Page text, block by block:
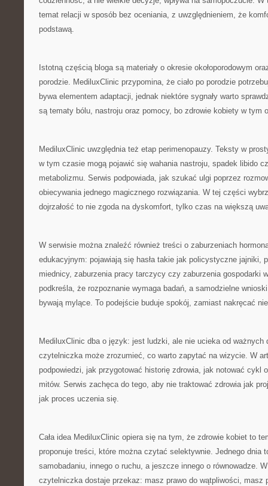
temat relacji w sposób bez oceniania, z uwzględnieniem, że
podstawą.
Istotną częścią bloga są materiały o okresie okołoporodowym
porodzie. MediluxClinic przypomina, że ciało po porodzie
bywa elementem adaptacji, jednak niektóre sygnały warto
są tematy bólu, nastroju oraz pomocy, bo zdrowie kobiety w tym
MediluxClinic uwzględnia też etap perimenopauzy. Teksty w
w tym czasie mogą pojawić się wahania nastroju, spadek libido
metabolizmu. Serwis podpowiada, jak szukać ulgi poprzez
obiecywania jednego magicznego rozwiązania. W tej części
dojrzałość to nie zgoda na dyskomfort, tylko czas na większą
W serwisie można znaleźć również treści o zaburzeniach
edukacyjnym: pojawiają się hasła takie jak policystyczne jajniki,
miednicy, zaburzenia pracy tarczycy czy zaburzenia gospodarki
podkreśla, że rozpoznanie wymaga badań, a samodzielne
bywają mylące. To podejście buduje spokój, zamiast nakręcać
MediluxClinic dba o język: jest ludzki, ale nie ucieka od ważnych
czytelniczka może zrozumieć, co warto zapytać na wizycie. W
podpowiedzi, jak przygotować historię zdrowia, jak notować cykl
mitów. Serwis zachęca do tego, aby nie traktować zdrowia jak
jak proces uczenia się.
Cała idea MediluxClinic opiera się na tym, że zdrowie kobiet to
proponuje treści, które można czytać selektywnie. Jednego dnia
samobadaniu, innego o ruchu, a jeszcze innego o równowadze.
czytelniczka dostaje przekaz: masz prawo do wątpliwości, masz